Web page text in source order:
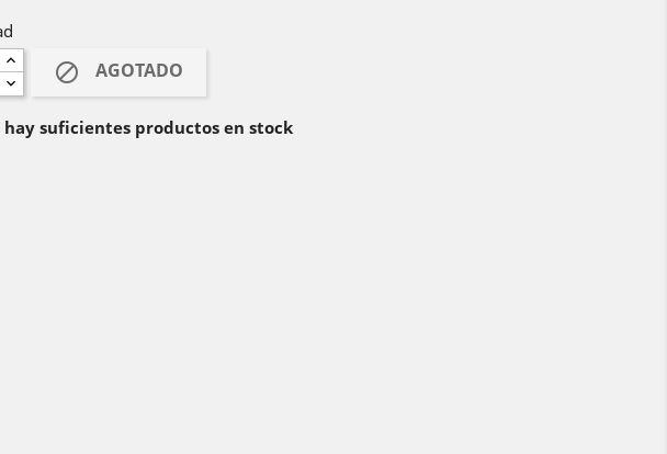
 AGOTADO
hay suficientes productos en stock